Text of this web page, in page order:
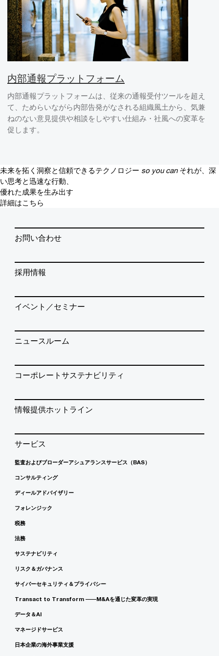
内部通報プラットフォーム
内部通報プラットフォームは、従来の通報受付ツールを超え
て、ためらいながら内部告発がなされる組織⾵⼟から、気兼
ねのない意⾒提供や相談をしやすい仕組み・社⾵への変⾰を
促します。
未来を拓く洞察と信頼できるテクノロジー so you can それが、深
い思考と迅速な行動、
優れた成果を生み出す
詳細はこちら
お問い合わせ
採用情報
イベント／セミナー
ニュースルーム
コーポレートサステナビリティ
情報提供ホットライン
サービス
監査およびブローダーアシュアランスサービス（BAS）
コンサルティング
ディールアドバイザリー
フォレンジック
税務
法務
サステナビリティ
リスク＆ガバナンス
サイバーセキュリティ＆プライバシー
Transact to Transform ――M&Aを通じた変革の実現
データ＆AI
マネージドサービス
日本企業の海外事業支援